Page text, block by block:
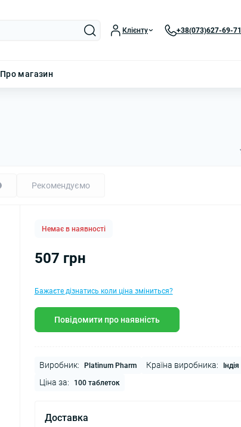
Клієнту +38(073)627-69-71
Про магазин
Рекомендуємо
Немає в наявності
507 грн
Бажаєте дізнатись коли ціна зміниться?
Повідомити про наявність
Виробник: Platinum Pharm Країна виробника: Індія
Ціна за: 100 таблеток
Доставка